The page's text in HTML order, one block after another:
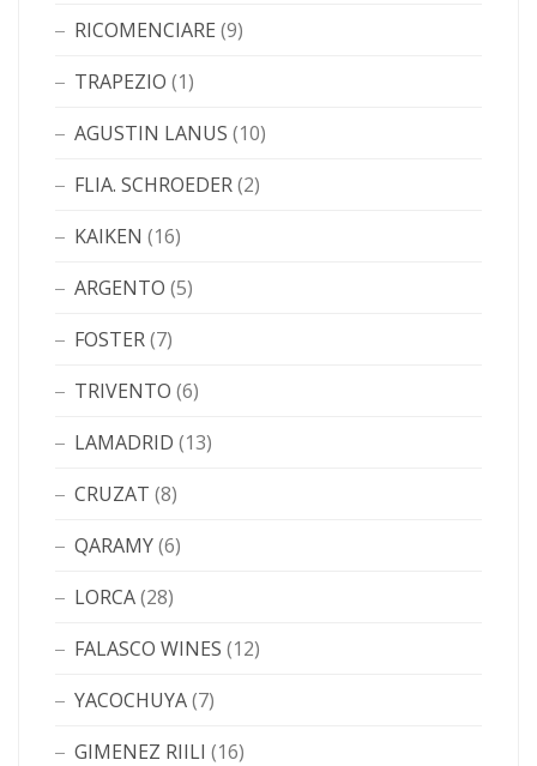
RICOMENCIARE (9)
TRAPEZIO (1)
AGUSTIN LANUS (10)
FLIA. SCHROEDER(2)
KAIKEN (16)
ARGENTO (5)
FOSTER(7)
TRIVENTO (6)
LAMADRID (13)
CRUZAT (8)
QARAMY(6)
LORCA(28)
FALASCO WINES (12)
YACOCHUYA(7)
GIMENEZ RIILI (16)